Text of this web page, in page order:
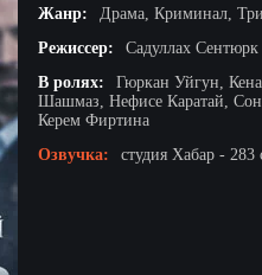
Жанр:
Драма, Криминал,
Режиссер:
Садуллах Сентюрк
В ролях:
Гюркан Уйгун,
Шашмаз, Нефисе Каратай,
Керем Фиртина
Озвучка:
студия Хабар - 283